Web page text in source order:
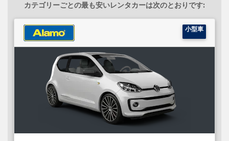
カテゴリーごとの最も安いレンタカーは次のとおりです:
小型車